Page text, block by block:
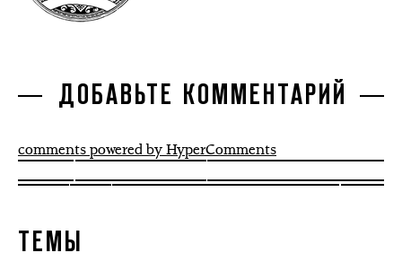
ДОБАВЬТЕ КОММЕНТАРИЙ
comments powered by HyperComments
ТЕМЫ